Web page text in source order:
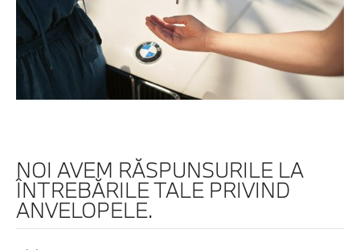
NOI AVEM RĂSPUNSURILE LA
ÎNTREBĂRILE TALE PRIVIND
ANVELOPELE.